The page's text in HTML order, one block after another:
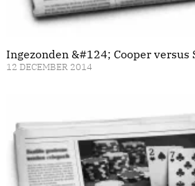
Ingezonden &#124; Cooper versus
12 DECEMBER 2014